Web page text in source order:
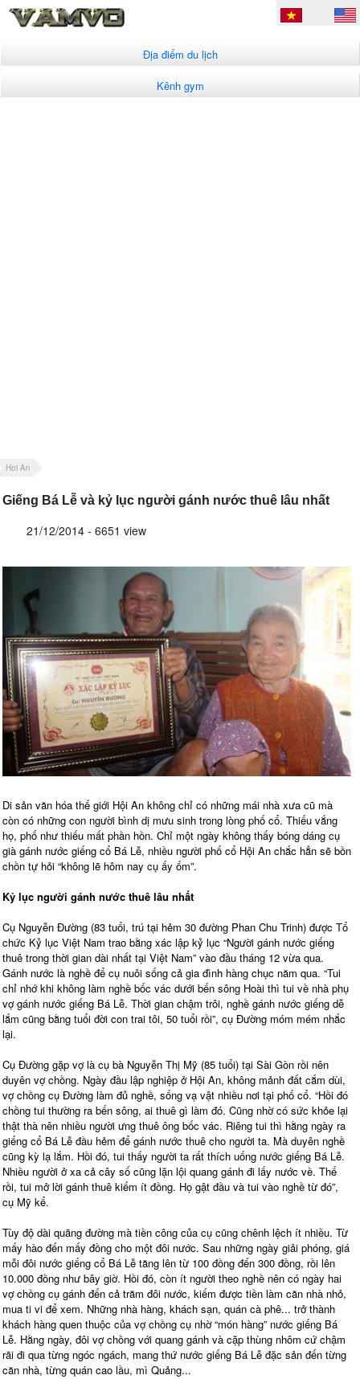
Địa điểm du lịch
Kênh gym
Hoi An
Giếng Bá Lễ và kỷ lục người gánh nước thuê lâu nhất
21/12/2014 - 6651 view
Di sản văn hóa thế giới Hội An không chỉ có những mái nhà xưa cũ mà
còn có những con người bình dị mưu sinh trong lòng phố cổ. Thiếu vắng
họ, phố như thiếu mất phần hồn. Chỉ một ngày không thấy bóng dáng cụ
già gánh nước giếng cổ Bá Lễ, nhiều người phố cổ Hội An chắc hẳn sẽ bồn
chồn tự hỏi “không lẽ hôm nay cụ ấy ốm”.
Kỷ lục người gánh nước thuê lâu nhất
Cụ Nguyễn Đường (83 tuổi, trú tại hẻm 30 đường Phan Chu Trinh) được Tổ
chức Kỷ lục Việt Nam trao bằng xác lập kỷ lục “Người gánh nước giếng
thuê trong thời gian dài nhất tại Việt Nam” vào đầu tháng 12 vừa qua.
Gánh nước là nghề để cụ nuôi sống cả gia đình hàng chục năm qua. “Tui
chỉ nhớ khi không làm nghề bốc vác dưới bến sông Hoài thì tui về nhà phụ
vợ gánh nước giếng Bá Lễ. Thời gian chậm trôi, nghề gánh nước giếng dễ
lắm cũng bằng tuổi đời con trai tôi, 50 tuổi rồi”, cụ Đường móm mém nhắc
lại.
Cụ Đường gặp vợ là cụ bà Nguyễn Thị Mỹ (85 tuổi) tại Sài Gòn rồi nên
duyên vợ chồng. Ngày đầu lập nghiệp ở Hội An, không mảnh đất cắm dùi,
vợ chồng cụ Đường làm đủ nghề, sống vạ vật nhiều nơi tại phố cổ. “Hồi đó
chồng tui thường ra bến sông, ai thuê gì làm đó. Cũng nhờ có sức khỏe lại
thật thà nên nhiều người ưng thuê ông bốc vác. Riêng tui thì hằng ngày ra
giếng cổ Bá Lễ đầu hẻm để gánh nước thuê cho người ta. Mà duyên nghề
cũng kỳ lạ lắm. Hồi đó, tui thấy người ta rất thích uống nước giếng Bá Lễ.
Nhiều người ở xa cả cây số cũng lặn lội quang gánh đi lấy nước về. Thế
rồi, tui mở lời gánh thuê kiếm ít đồng. Họ gật đầu và tui vào nghề từ đó”,
cụ Mỹ kể.
Tùy độ dài quãng đường mà tiền công của cụ cũng chênh lệch ít nhiều. Từ
mấy hào đến mấy đồng cho một đôi nước. Sau những ngày giải phóng, giá
mỗi đôi nước giếng cổ Bá Lễ tăng lên từ 100 đồng đến 300 đồng, rồi lên
10.000 đồng như bây giờ. Hồi đó, còn ít người theo nghề nên có ngày hai
vợ chồng cụ gánh đến cả trăm đôi nước, kiếm được tiền làm căn nhà nhỏ,
mua ti vi để xem. Những nhà hàng, khách sạn, quán cà phê... trở thành
khách hàng quen thuộc của vợ chồng cụ nhờ “món hàng” nước giếng Bá
Lễ. Hằng ngày, đôi vợ chồng với quang gánh và cặp thùng nhôm cứ chậm
rãi đi qua từng ngóc ngách, mang thứ nước giếng Bá Lễ đặc sản đến từng
căn nhà, từng quán cao lầu, mì Quảng...